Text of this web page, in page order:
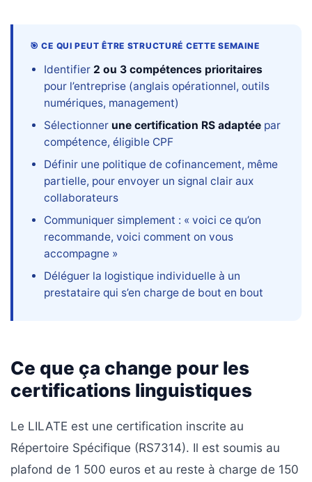
🎯 CE QUI PEUT ÊTRE STRUCTURÉ CETTE SEMAINE
Identifier 2 ou 3 compétences prioritaires
pour l’entreprise (anglais opérationnel, outils
numériques, management)
Sélectionner une certification RS adaptée par
compétence, éligible CPF
Définir une politique de cofinancement, même
partielle, pour envoyer un signal clair aux
collaborateurs
Communiquer simplement : « voici ce qu’on
recommande, voici comment on vous
accompagne »
Déléguer la logistique individuelle à un
prestataire qui s’en charge de bout en bout
Ce que ça change pour les
certifications linguistiques
Le LILATE est une certification inscrite au
Répertoire Spécifique (RS7314). Il est soumis au
plafond de 1 500 euros et au reste à charge de 150